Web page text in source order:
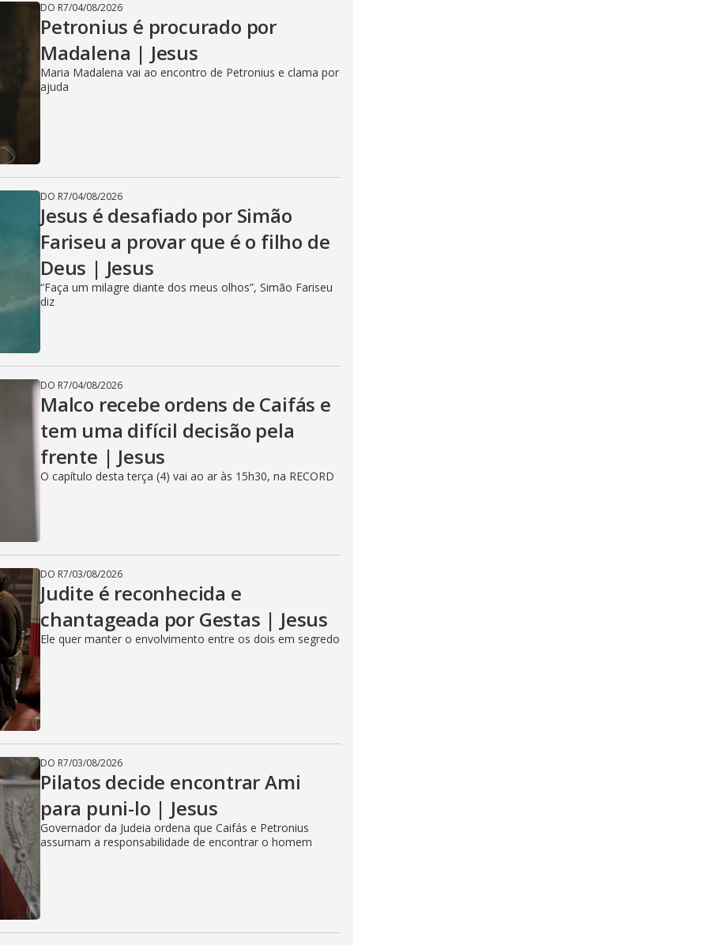
DO R7/04/08/2026
Petronius é procurado por
Madalena | Jesus
Maria Madalena vai ao encontro de Petronius e clama por
ajuda
DO R7/04/08/2026
Jesus é desafiado por Simão
Fariseu a provar que é o filho de
Deus | Jesus
“Faça um milagre diante dos meus olhos”, Simão Fariseu
diz
DO R7/04/08/2026
Malco recebe ordens de Caifás e
tem uma difícil decisão pela
frente | Jesus
O capítulo desta terça (4) vai ao ar às 15h30, na RECORD
DO R7/03/08/2026
Judite é reconhecida e
chantageada por Gestas | Jesus
Ele quer manter o envolvimento entre os dois em segredo
DO R7/03/08/2026
Pilatos decide encontrar Ami
para puni-lo | Jesus
Governador da Judeia ordena que Caifás e Petronius
assumam a responsabilidade de encontrar o homem